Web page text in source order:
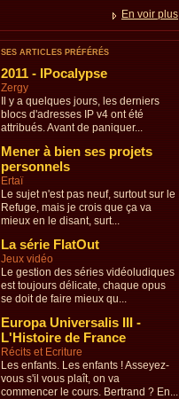
En voir plus
SES ARTICLES PRÉFÉRÉS
2011 - IPocalypse
Zergy
Il y a quelques jours, les derniers
blocs d'adresses IP v4 ont été
attribués. Avant de paniquer...
Mener à bien ses projets
personnels
Ertaï
Le sujet n'est pas neuf, surtout sur le
Refuge, mais je crois que ça va
mieux en le disant, surt...
La série FlatOut
Jeux vidéo
Le gestion des séries vidéoludiques
est toujours délicate, chaque opus
se doit de faire mieux qu...
Europa Universalis III -
L'Histoire de France
Récits et Ecriture
Les enfants. Les enfants ! Asseyez-
vous s'il vous plaît, on va
commencer le cours. Bertrand ? En...